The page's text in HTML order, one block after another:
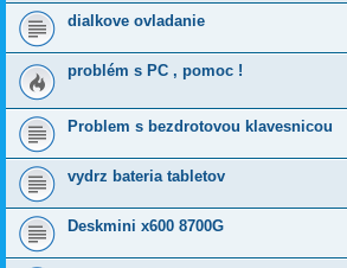
dialkove ovladanie
problém s PC , pomoc !
Problem s bezdrotovou klavesnicou
vydrz bateria tabletov
Deskmini x600 8700G